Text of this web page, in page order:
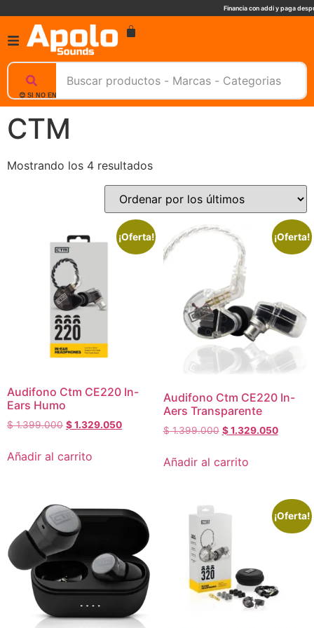
Financia con addi y paga
😊 SI NO ENCUENTRAS UN PRODUCTO, NOSOTROS TE AYUDAMOS, ESCRIBENOS. 📲
CTM
Mostrando los 4 resultados
¡Oferta!
Audifono Ctm CE220 In-
Ears Humo
$1.399.000 $1.329.050
Añadir al carrito
¡Oferta!
Audifono Ctm CE220 In-
Aers Transparente
$1.399.000 $1.329.050
Añadir al carrito
¡Oferta!